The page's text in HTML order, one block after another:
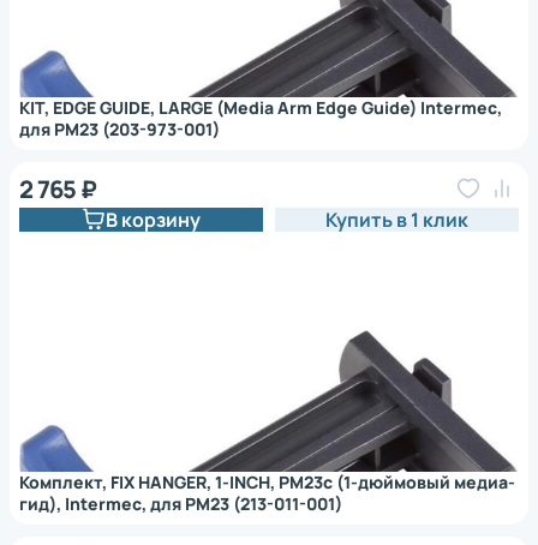
KIT, EDGE GUIDE, LARGE (Media Arm Edge Guide) Intermec,
для PM23 (203-973-001)
Комплект, FIX HANGER, 1-INCH, PM23c (1-дюймовый медиа-
гид), Intermec, для PM23 (213-011-001)
2 765 ₽
В корзину Купить в 1 клик